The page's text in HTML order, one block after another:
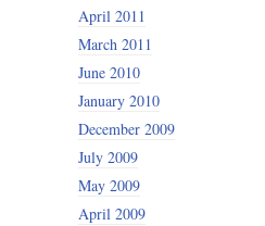
April 2011
March 2011
June 2010
January 2010
December 2009
July 2009
May 2009
April 2009